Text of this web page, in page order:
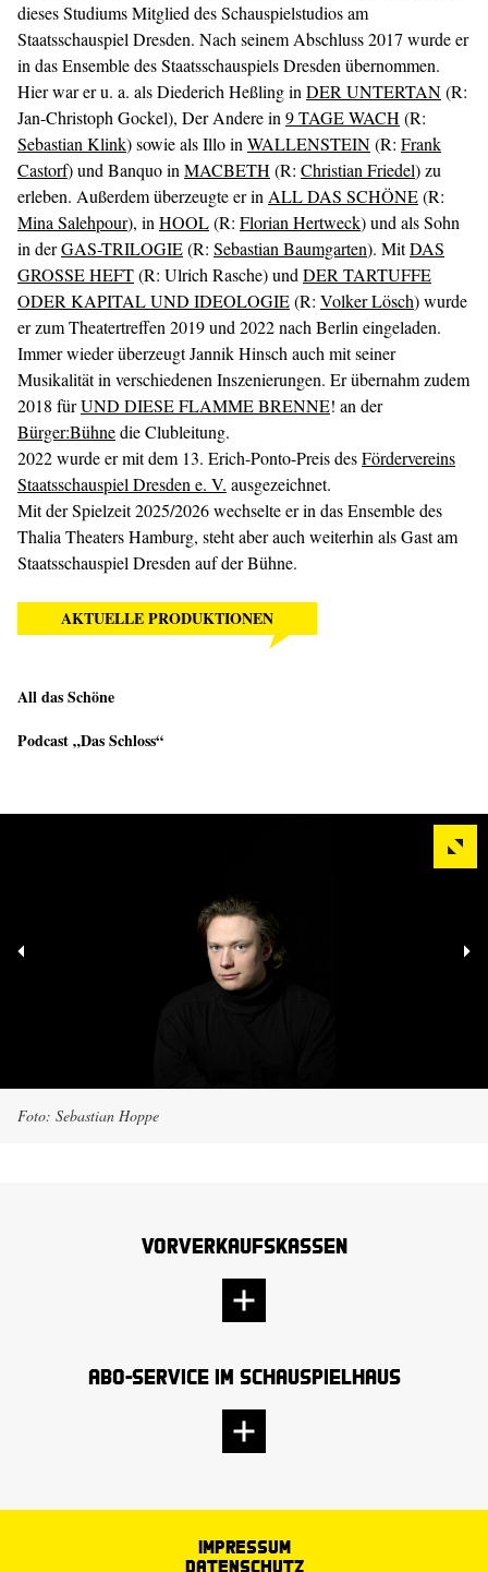
dieses Studiums Mitglied des Schauspielstudios am
Staatsschauspiel Dresden. Nach seinem Abschluss 2017 wurde er
in das Ensemble des Staatsschauspiels Dresden übernommen.
Hier war er u. a. als Diederich Heßling in DER UNTERTAN(R:
Jan-Christoph Gockel), Der Andere in 9 TAGE WACH (R:
Sebastian Klink) sowie als Illo in WALLENSTEIN(R: Frank
Castorf) und Banquo in MACBETH (R: Christian Friedel) zu
erleben. Außerdem überzeugte er in ALL DAS SCHÖNE(R:
Mina Salehpour), in HOOL(R: Florian Hertweck) und als Sohn
in derGAS-TRILOGIE(R: Sebastian Baumgarten). MitDAS
GROSSE HEFT(R: Ulrich Rasche) und DER TARTUFFE
ODER KAPITAL UND IDEOLOGIE(R: Volker Lösch) wurde
er zum Theatertreffen 2019 und 2022 nach Berlin eingeladen.
Immer wieder überzeugt Jannik Hinsch auch mit seiner
Musikalität in verschiedenen Inszenierungen. Er übernahm zudem
2018 fürUND DIESE FLAMME BRENNE! an der
Bürger:Bühnedie Clubleitung.
2022 wurde er mit dem 13. Erich-Ponto-Preis desFördervereins
Staatsschauspiel Dresden e. V. ausgezeichnet.
Mit der Spielzeit 2025/2026 wechselte er in das Ensemble des
Thalia Theaters Hamburg, steht aber auch weiterhin als Gast am
Staatsschauspiel Dresden auf der Bühne.
AKTUELLE PRODUKTIONEN
All das Schöne
Podcast „Das Schloss“
Foto: Sebastian Hoppe
Vorverkaufskassen
Abo-Service im Schauspielhaus
Impressum
Datenschutz